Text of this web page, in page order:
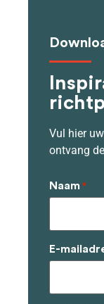
Vul hier
ontvang
Naam *
E-